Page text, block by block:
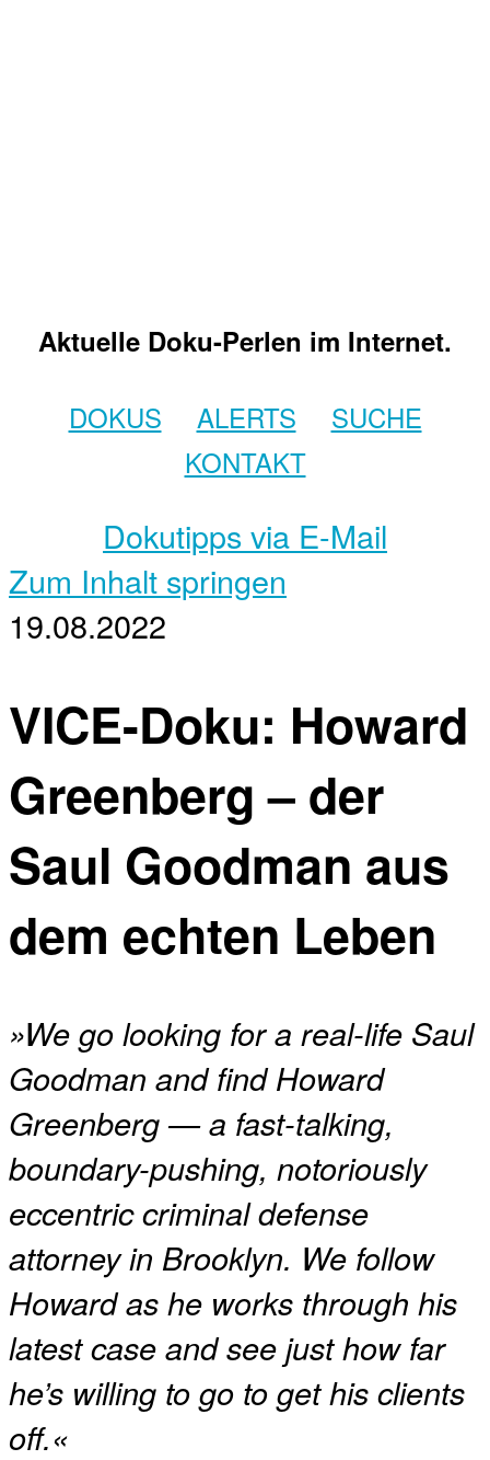
Aktuelle Doku-Perlen im Internet.
DOKUS ALERTS
SUCHE
KONTAKT
Dokutipps via E-Mail
Zum Inhalt springen
19.08.2022
VICE-Doku: Howard
Greenberg – der
Saul Goodman aus
dem echten Leben
»We go looking for a real-life Saul
Goodman and find Howard
Greenberg — a fast-talking,
boundary-pushing, notoriously
eccentric criminal defense
attorney in Brooklyn. We follow
Howard as he works through his
latest case and see just how far
he’s willing to go to get his clients
off.«